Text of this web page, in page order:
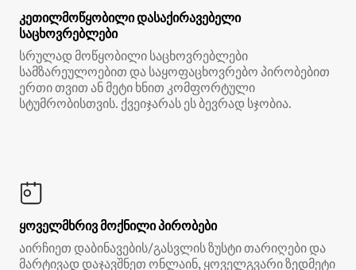
კეთილმოწყობილი დასაქირავებელი
საცხოვრებლები
სრულად მოწყობილი საცხოვრებლები
სამზარეულოებით და საყოფაცხოვრებო პირობებით
ერთი თვით ან მეტი ხნით კომფორტული
სტუმრობისთვის. ქვეიჯარას ეს ბევრად სჯობია.
ყოველმხრივ მოქნილი პირობები
აირჩიეთ დაბინავების/გასვლის ზუსტი თარიღები და
მარტივად დაჯავშნეთ ონლაინ, ყოველგვარი ზედმეტი